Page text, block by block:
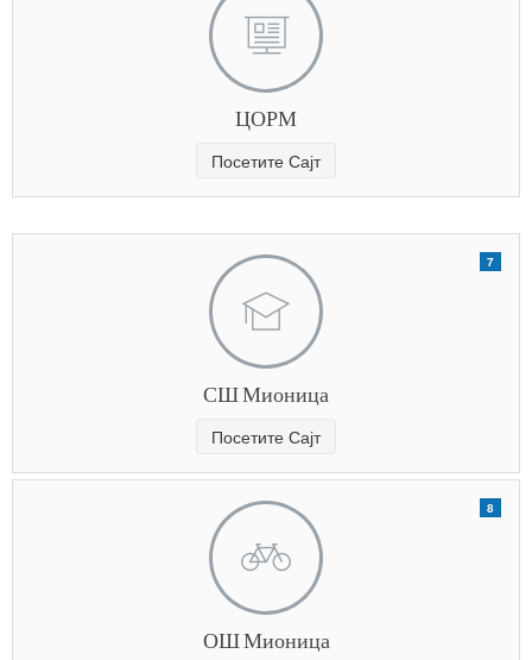
ЦОРМ
Посетите Сајт
7
СШ Мионица
Посетите Сајт
8
ОШ Мионица